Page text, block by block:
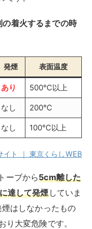
の着火するまでの時
発煙 表面温度
あり 500℃以上
なし 200℃
なし 100℃以上
イト ｜ 東京くらしWEB
ーブから5cm離した
達して発煙していま
はしなかったもの
大変危険です。